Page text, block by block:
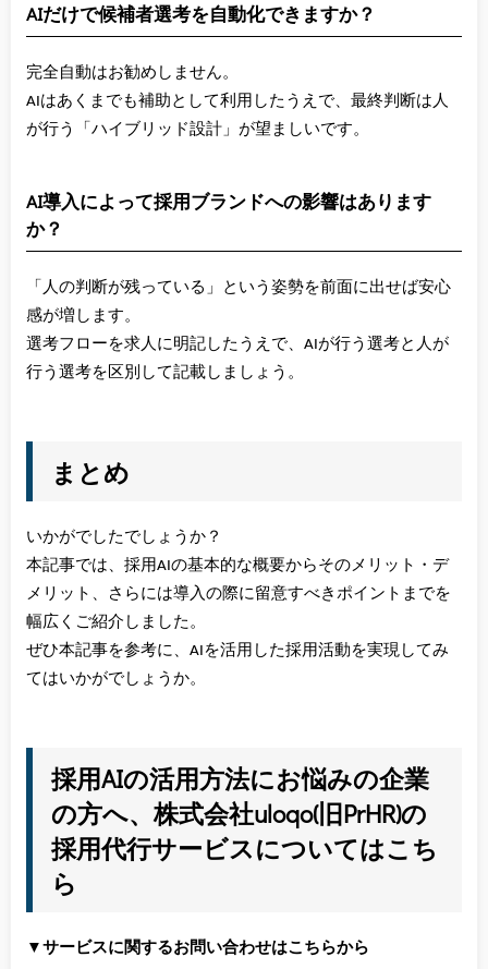
AIだけで候補者選考を自動化できますか？
完全自動はお勧めしません。
AIはあくまでも補助として利用したうえで、最終判断は人
が行う「ハイブリッド設計」が望ましいです。
AI導入によって採用ブランドへの影響はあります
か？
「人の判断が残っている」という姿勢を前面に出せば安心
感が増します。
選考フローを求人に明記したうえで、AIが行う選考と人が
行う選考を区別して記載しましょう。
まとめ
いかがでしたでしょうか？
本記事では、採用AIの基本的な概要からそのメリット・デ
メリット、さらには導入の際に留意すべきポイントまでを
幅広くご紹介しました。
ぜひ本記事を参考に、AIを活用した採用活動を実現してみ
てはいかがでしょうか。
採用AIの活用方法にお悩みの企業
の方へ、株式会社uloqo(旧PrHR)の
採用代行サービスについてはこち
ら
▼サービスに関するお問い合わせはこちらから